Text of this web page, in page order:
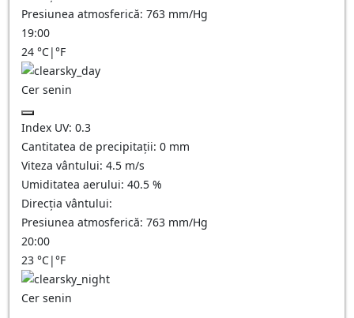
Presiunea atmosferică: 763 mm/Hg
19:00
24 °C|°F
Cer senin
Index UV: 0.3
Cantitatea de precipitații: 0 mm
Viteza vântului: 4.5 m/s
Umiditatea aerului: 40.5 %
Direcția vântului:
Presiunea atmosferică: 763 mm/Hg
20:00
23 °C|°F
Cer senin